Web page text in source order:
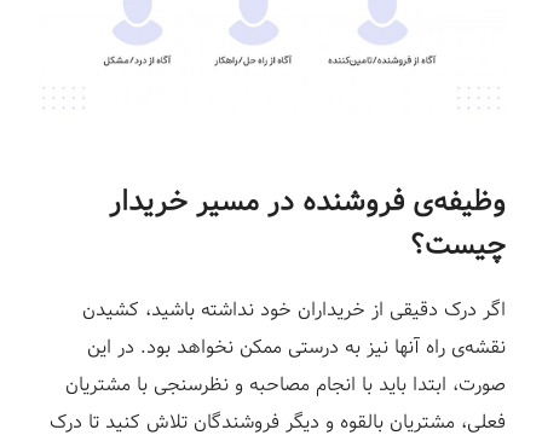
وظیفه‌ی فروشنده در مسیر خریدار
چیست؟
اگر درک دقیقی از خریداران خود نداشته باشید، کشیدن
نقشه‌ی راه آنها نیز به درستی ممکن نخواهد بود. در این
صورت، ابتدا باید با انجام مصاحبه و نظرسنجی با مشتریان
فعلی، مشتریان بالقوه و دیگر فروشندگان تلاش کنید تا درک